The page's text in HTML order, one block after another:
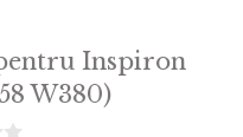
Inspiron
W380)